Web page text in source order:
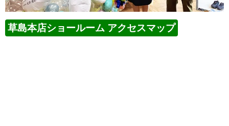
草島本店ショールーム アクセスマップ